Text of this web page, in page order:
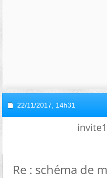
22/11/2017, 14h31
Re : schéma de